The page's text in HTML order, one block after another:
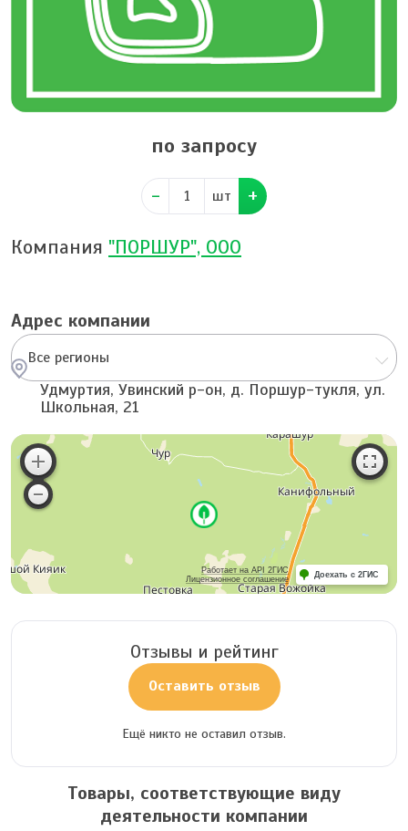
по запросу
шт
Компания "ПОРШУР", ООО
Адрес компании
Все регионы
Удмуртия, Увинский р-он, д. Поршур-тукля, ул.
Школьная, 21
Работает на API 2ГИС
Лицензионное соглашение
Доехать с 2ГИС
Отзывы и рейтинг
Оставить отзыв
Ещё никто не оставил отзыв.
Товары, соответствующие виду
деятельности компании